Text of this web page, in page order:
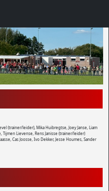
(trainer/leider), Mika Huibregtse, Joey Janse, Liam
Tijmen Lievense, Rens Janisse (trainer/leider)
Cas Joosse, Ivo Dekker, Jesse Houmes, Sander